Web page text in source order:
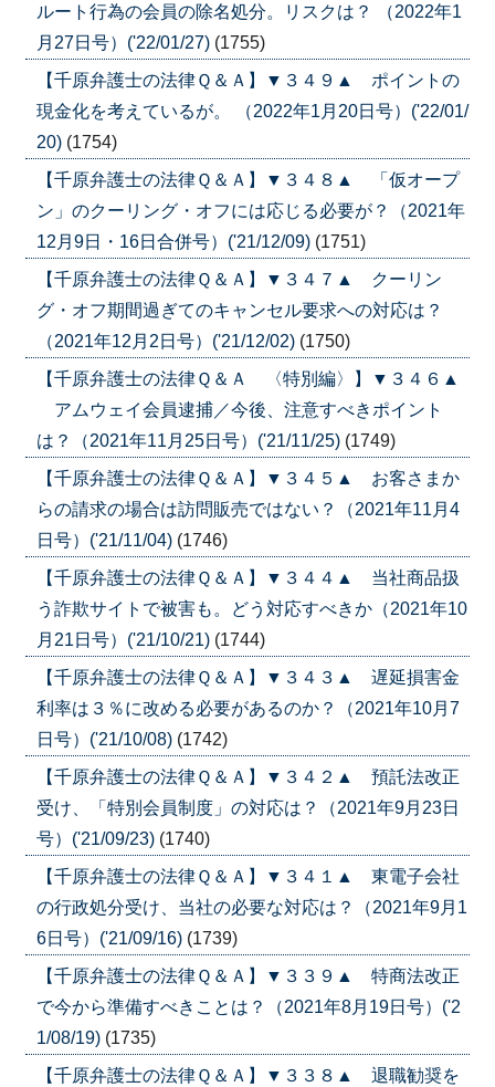
ルート行為の会員の除名処分。リスクは？ （2022年1
月27日号）('22/01/27) (1755)
【千原弁護士の法律Ｑ＆Ａ】▼３４９▲ ポイントの
現金化を考えているが。 （2022年1月20日号）('22/01/
20) (1754)
【千原弁護士の法律Ｑ＆Ａ】▼３４８▲ 「仮オープ
ン」のクーリング・オフには応じる必要が？（2021年
12月9日・16日合併号）('21/12/09) (1751)
【千原弁護士の法律Ｑ＆Ａ】▼３４７▲ クーリン
グ・オフ期間過ぎてのキャンセル要求への対応は？
（2021年12月2日号）('21/12/02) (1750)
【千原弁護士の法律Ｑ＆Ａ 〈特別編〉】▼３４６▲
アムウェイ会員逮捕／今後、注意すべきポイント
は？（2021年11月25日号）('21/11/25) (1749)
【千原弁護士の法律Ｑ＆Ａ】▼３４５▲ お客さまか
らの請求の場合は訪問販売ではない？（2021年11月4
日号）('21/11/04) (1746)
【千原弁護士の法律Ｑ＆Ａ】▼３４４▲ 当社商品扱
う詐欺サイトで被害も。どう対応すべきか（2021年10
月21日号）('21/10/21) (1744)
【千原弁護士の法律Ｑ＆Ａ】▼３４３▲ 遅延損害金
利率は３％に改める必要があるのか？（2021年10月7
日号）('21/10/08) (1742)
【千原弁護士の法律Ｑ＆Ａ】▼３４２▲ 預託法改正
受け、「特別会員制度」の対応は？（2021年9月23日
号）('21/09/23) (1740)
【千原弁護士の法律Ｑ＆Ａ】▼３４１▲ 東電子会社
の行政処分受け、当社の必要な対応は？（2021年9月1
6日号）('21/09/16) (1739)
【千原弁護士の法律Ｑ＆Ａ】▼３３９▲ 特商法改正
で今から準備すべきことは？（2021年8月19日号）('2
1/08/19) (1735)
【千原弁護士の法律Ｑ＆Ａ】▼３３８▲ 退職勧奨を